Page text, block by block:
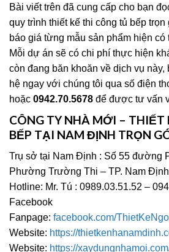
Bài viết trên đã cung cấp cho bạn
quy trình thiết kế thi công tủ bếp
báo giá từng mẫu sản phẩm hiện
Mỗi dự án sẽ có chi phí thực hiện
còn đang băn khoăn về dịch vụ này,
hệ ngay với chúng tôi qua số điện
hoặc 0942.70.5678 để được tư vấn
CÔNG TY NHÀ MỚI – THIẾT
BẾP TẠI NAM ĐỊNH TRỌN
Trụ sở tại Nam Định : Số 55 đường
Phường Trường Thi – TP. Nam Định
Hotline: Mr. Tú : 0989.03.51.52 –
Facebook
Fanpage: facebook.com/
Website: https://
Website: https://